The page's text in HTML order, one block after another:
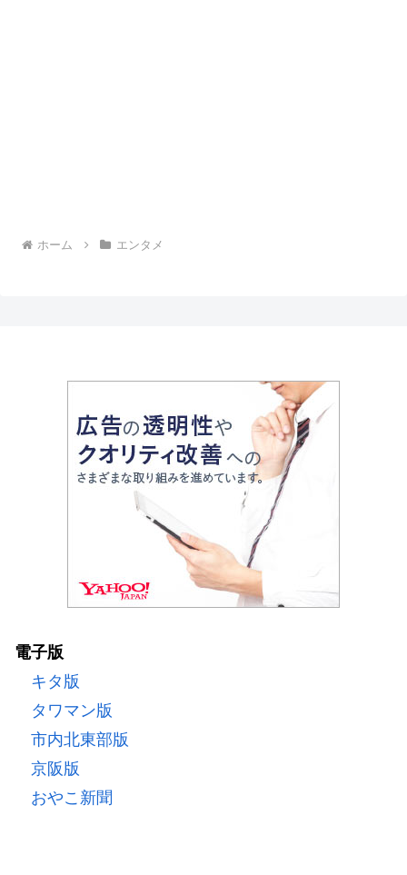
ホーム エンタメ
電子版
キタ版
タワマン版
市内北東部版
京阪版
おやこ新聞